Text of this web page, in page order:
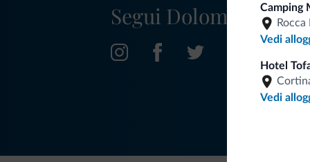
Camping
Vedi
Hotel
Vedi
Segui Dolomiti.it